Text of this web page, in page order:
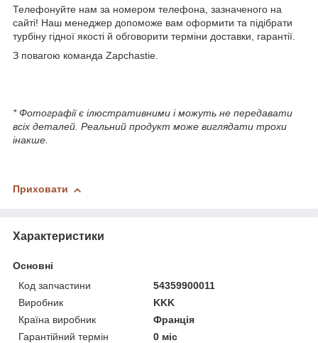
Телефонуйте нам за номером телефона, зазначеного на
сайті! Наш менеджер допоможе вам оформити та підібрати
турбіну гідної якості й обговорити терміни доставки, гарантії.
З повагою команда Zapchastie.
* Фотографії є ілюстративними і можуть не передавати
всіх деталей. Реальний продукт може виглядати трохи
інакше.
Приховати
Характеристики
Основні
Код запчастини
54359900011
Виробник
KKK
Країна виробник
Франція
Гарантійний термін
0 міс